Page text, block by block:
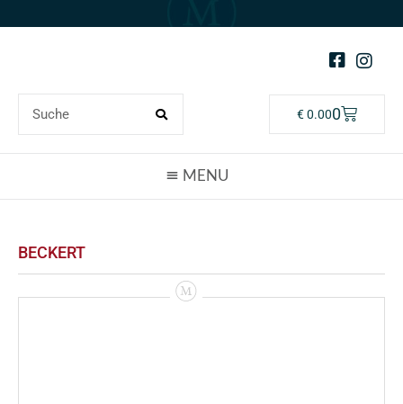
€0.000
BECKERT